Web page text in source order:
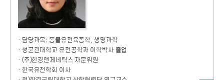
· 담당과목: 동물유전육종학, 생명과학
· 성균관대학교 유전공학과 이학박사 졸업
· (주)한경앤제네틱스 자문위원
· 한국유전학회 이사